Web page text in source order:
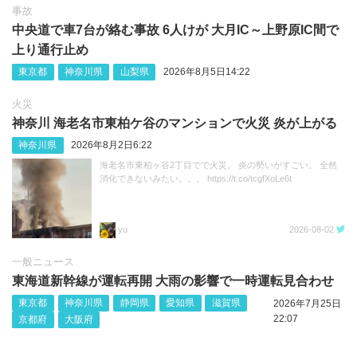
事故
中央道で車7台が絡む事故 6人けが 大月IC～上野原IC間で
上り通行止め
東京都 神奈川県 山梨県 2026年8月5日14:22
火災
神奈川 海老名市東柏ケ谷のマンションで火災 炎が上がる
神奈川県 2026年8月2日6:22
海老名市東柏ヶ谷2丁目でで火災。 炎の勢いがすごい。 全然
消化できないみたい。。。 https://t.co/tcgfXoLe6t
yu 2026-08-02
一般ニュース
東海道新幹線が運転再開 大雨の影響で一時運転見合わせ
東京都 神奈川県 静岡県 愛知県
滋賀県
京都府
大阪府
2026年7月25日
22:07